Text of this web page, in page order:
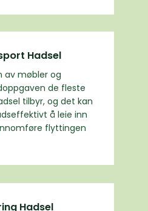
Hadsel
av møbler og
de fleste
tilbyr, og det kan
å leie inn
flyttingen
Hadsel